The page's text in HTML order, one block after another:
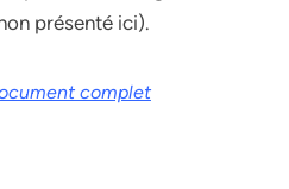
présenté ici).
complet